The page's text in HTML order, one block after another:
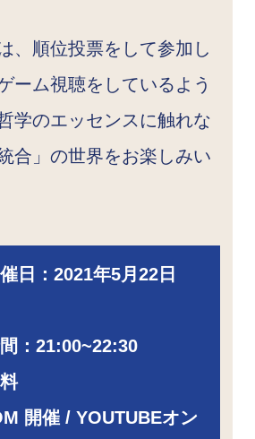
、順位投票をして参加し
ーム視聴をしているよう
学のエッセンスに触れな
合」の世界をお楽しみい
日： 2021年5月22日
：21:00~22:30
開催 / YOUTUBEオン